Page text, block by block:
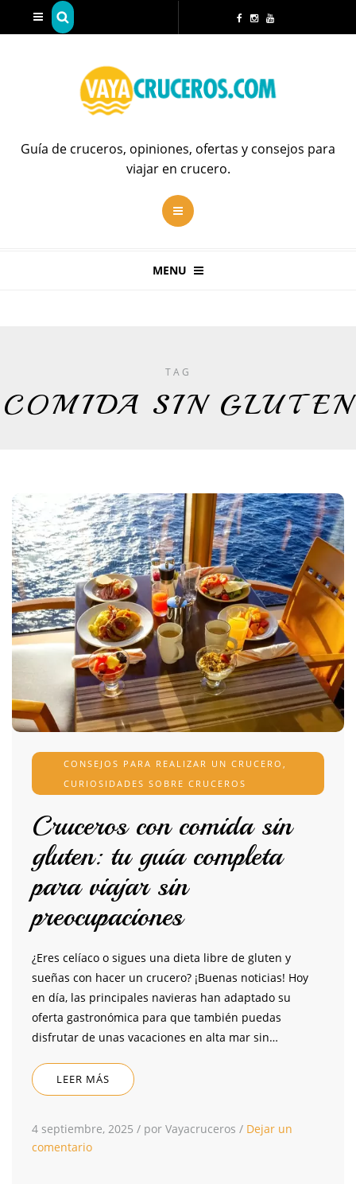
Guía de cruceros, opiniones, ofertas y consejos para
viajar en crucero.
MENU
TAG
COMIDA SIN GLUTEN
CONSEJOS PARA REALIZAR UN CRUCERO ,
CURIOSIDADES SOBRE CRUCEROS
Cruceros con comida sin
gluten: tu guía completa
para viajar sin
preocupaciones
¿Eres celíaco o sigues una dieta libre de gluten y
sueñas con hacer un crucero? ¡Buenas noticias! Hoy
en día, las principales navieras han adaptado su
oferta gastronómica para que también puedas
disfrutar de unas vacaciones en alta mar sin…
LEER MÁS
4 septiembre, 2025 / por Vayacruceros / Dejar un
comentario